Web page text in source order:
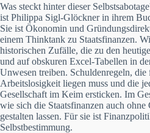
Was steckt hinter dieser
ist Philippa Sigl-Glöckner in ihrem
Sie ist Ökonomin und
einem Thinktank zu Staatsfinanzen.
historischen Zufälle, die zu den
und auf obskuren Excel-Tabellen in
Unwesen treiben. Schuldenregeln,
Arbeitslosigkeit liegen muss und die
Gesellschaft im Keim ersticken. Im
wie sich die Staatsfinanzen auch
gestalten lassen. Für sie ist
Selbstbestimmung.